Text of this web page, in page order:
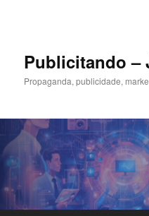
principalPublicitando –
Propaganda, publicidade,